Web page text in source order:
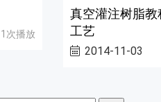
次播放
真空灌注树脂教
工艺
2014-11-03